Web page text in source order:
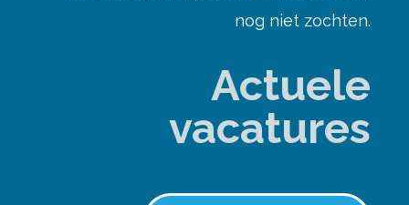
nog niet zochten.
Actuele
vacatures